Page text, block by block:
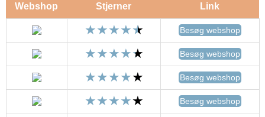
Webshop Stjerner Link
Besøg webshop
Besøg webshop
Besøg webshop
Besøg webshop